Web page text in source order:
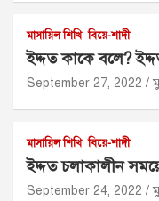
মাসায়িল শিখি বিয়ে-শাদী
ইদ্দত কাকে বলে?
September 27, 2022
মাসায়িল শিখি বিয়ে-শাদী
ইদ্দত চলাকালীন
September 24, 2022